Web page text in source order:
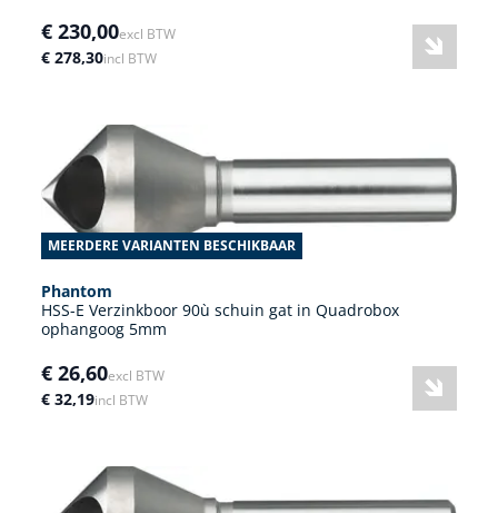
€ 230,00excl BTW
€ 278,30incl BTW
MEERDERE VARIANTEN BESCHIKBAAR
Phantom
HSS-E Verzinkboor 90ù schuin gat in Quadrobox
ophangoog 5mm
€ 26,60excl BTW
€ 32,19incl BTW